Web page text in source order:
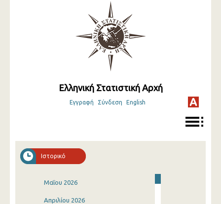
Ελληνική Στατιστική Αρχή
Εγγραφή Σύνδεση English
Ιστορικό
Μαΐου 2026
Απριλίου 2026